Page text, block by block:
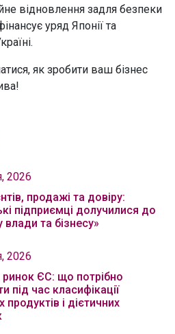
відновлення задля безпеки
уряд Японії та
як зробити ваш бізнес
2026
продажі та довіру:
підприємці долучилися до
влади та бізнесу»
2026
ринок ЄС: що потрібно
під час класифікації
продуктів і дієтичних